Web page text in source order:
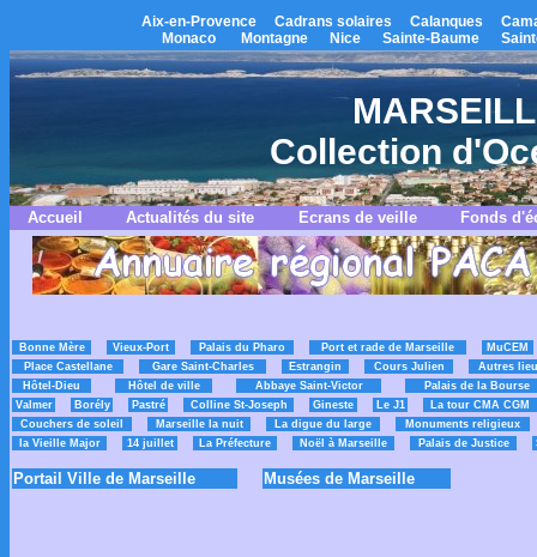
Aix-en-Provence Cadrans solaires Calanques
Monaco
Montagne Nice Sainte-Baume
Collection
Accueil Actualités du site Ecrans de veille Fonds
Bonne Mère Vieux-Port Palais du Pharo Port et rade de Marseille
MuCEM
Place Castellane
Gare Saint-Charles Estrangin Cours Julien
Autres
Hôtel-Dieu
Hôtel de ville Abbaye Saint-Victor
Palais de la Bourse
Valmer
Borély Pastré Colline St-Joseph Gineste Le J1
La tour CMA CGM
Couchers de soleil
Marseille la nuit La digue du large
Monuments religieux
la Vieille Major
14 juillet La Préfecture Noël à Marseille Palais de Justice
Portail Ville de Marseille Musées de Marseille